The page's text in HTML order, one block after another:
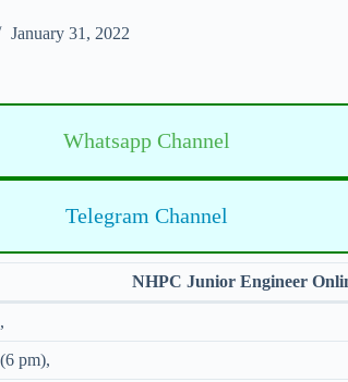
January 31, 2022
Whatsapp Channel
Telegram Channel
NHPC Junior Engineer
pm),